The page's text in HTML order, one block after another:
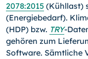
2078:2015 (Kühllast)
(Energiebedarf).
(HDP) bzw. TRY-
gehören zum
Software. Sämtliche